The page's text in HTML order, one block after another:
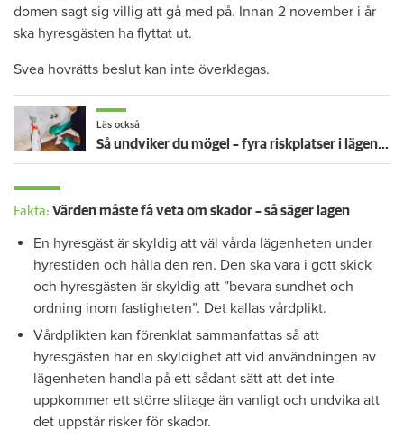
domen sagt sig villig att gå med på. Innan 2 november i år
ska hyresgästen ha flyttat ut.
Svea hovrätts beslut kan inte överklagas.
Läs också
Så undviker du mögel – fyra riskplatser i lägenheten: ”Måste städa bort”
Fakta: Värden måste få veta om skador – så säger lagen
En hyresgäst är skyldig att väl vårda lägenheten under
hyrestiden och hålla den ren. Den ska vara i gott skick
och hyresgästen är skyldig att ”bevara sundhet och
ordning inom fastigheten”. Det kallas vårdplikt.
Vårdplikten kan förenklat sammanfattas så att
hyresgästen har en skyldighet att vid användningen av
lägenheten handla på ett sådant sätt att det inte
uppkommer ett större slitage än vanligt och undvika att
det uppstår risker för skador.